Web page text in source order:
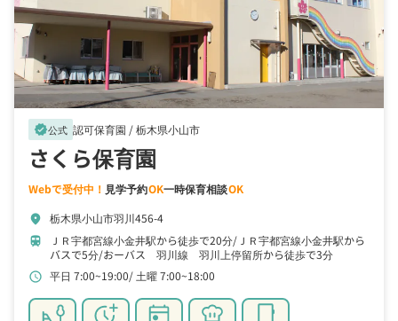
verified公式 認可保育園 /栃木県小山市
さくら保育園
Webで受付中！ 見学予約OK一時保育相談OK
location_on 栃木県小山市羽川456-4
train ＪＲ宇都宮線小金井駅から徒歩で20分
ＪＲ宇都宮線小金井駅から
バスで5分 おーバス 羽川線 羽川上停留所から徒歩で3分
schedule 平日 7:00~19:00 土曜 7:00~18:00